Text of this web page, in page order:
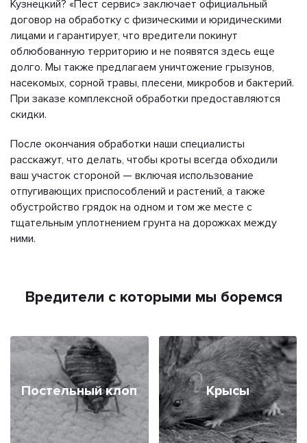
Кузнецкий? «Пест сервис» заключает официальный
договор на обработку с физическими и юридическими
лицами и гарантирует, что вредители покинут
облюбованную территорию и не появятся здесь еще
долго. Мы также предлагаем уничтожение грызунов,
насекомых, сорной травы, плесени, микробов и бактерий.
При заказе комплексной обработки предоставляются
скидки.
После окончания обработки наши специалисты
расскажут, что делать, чтобы кроты всегда обходили
ваш участок стороной — включая использование
отпугивающих приспособлений и растений, а также
обустройство грядок на одном и том же месте с
тщательным уплотнением грунта на дорожках между
ними.
Вредители с которыми мы боремся
Постельный клоп Крысы